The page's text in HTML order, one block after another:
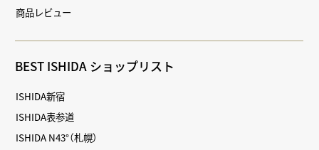
商品レビュー
BEST ISHIDA ショップリスト
ISHIDA新宿
ISHIDA表参道
ISHIDA N43°（札幌）